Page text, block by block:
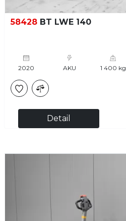
58428 BT LWE 140
2020 AKU 1 400 kg
Detail